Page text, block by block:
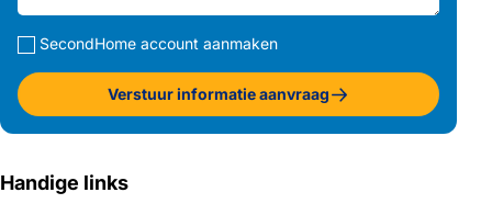
SecondHome account aanmaken
Verstuur informatie aanvraag
Handige links